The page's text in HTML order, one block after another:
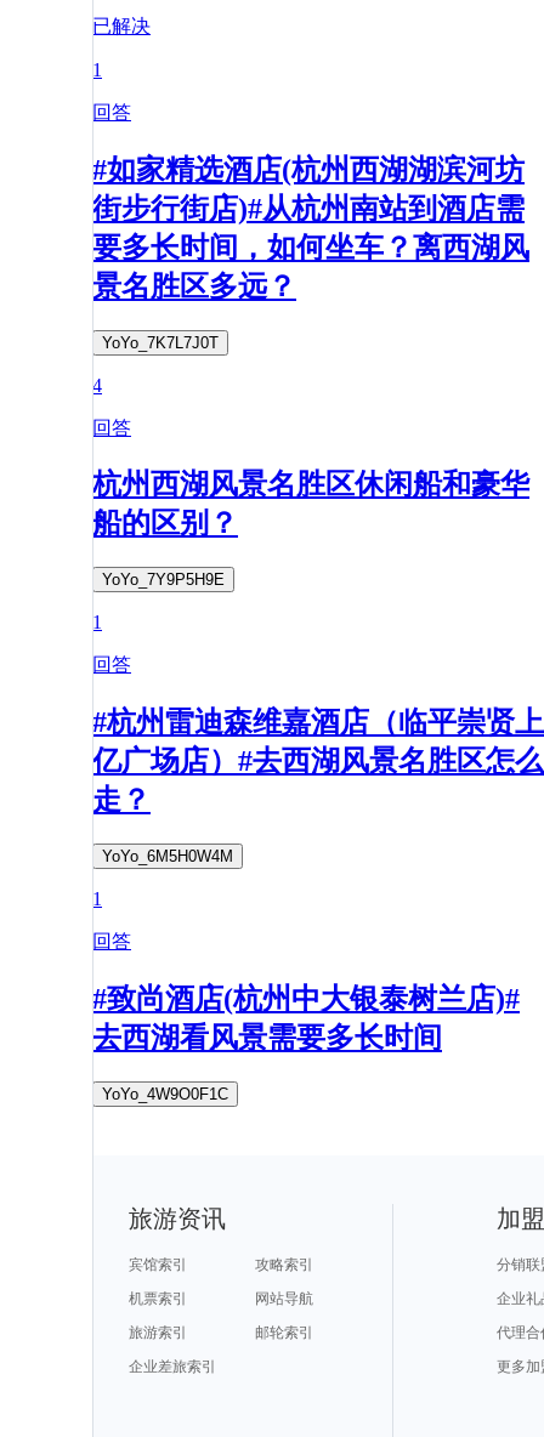
已解决
1
回答
#如家精选酒店(杭州西湖湖滨河坊
街步行街店)#从杭州南站到酒店需
要多长时间，如何坐车？离西湖风
景名胜区多远？
YoYo_7K7L7J0T
4
回答
杭州西湖风景名胜区休闲船和豪华
船的区别？
YoYo_7Y9P5H9E
1
回答
#杭州雷迪森维嘉酒店（临平崇贤上
亿广场店）#去西湖风景名胜区怎么
走？
YoYo_6M5H0W4M
1
回答
#致尚酒店(杭州中大银泰树兰店)#
去西湖看风景需要多长时间
YoYo_4W9O0F1C
旅游资讯
宾馆索引
攻略索引
机票索引
网站导航
旅游索引
邮轮索引
企业差旅索引
加
分销联
企业礼
代理合
更多加